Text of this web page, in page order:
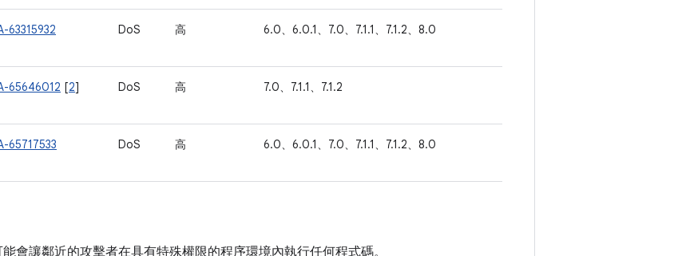
63315932 DoS 高 6.0、6.0.1、7.0、7.1.1、7.1.2、8.0
65646012 [2] DoS 高 7.0、7.1.1、7.1.2
65717533 DoS 高 6.0、6.0.1、7.0、7.1.1、7.1.2、8.0
會讓鄰近的攻擊者在具有特殊權限的程序環境內執行任何程式碼。